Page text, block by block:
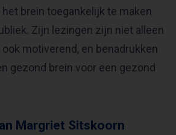
brein toegankelijk te maken
Zijn lezingen zijn niet alleen
motiverend, en benadrukken
gezond brein voor een gezond
Margriet Sitskoorn